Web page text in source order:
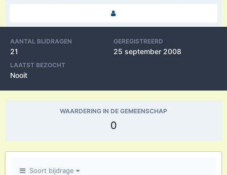
AANTAL BIJDRAGEN
21
GEREGISTREERD
25 september 2008
LAATST BEZOCHT
Nooit
WAARDERING IN DE GEMEENSCHAP
0
Soort bijdrage